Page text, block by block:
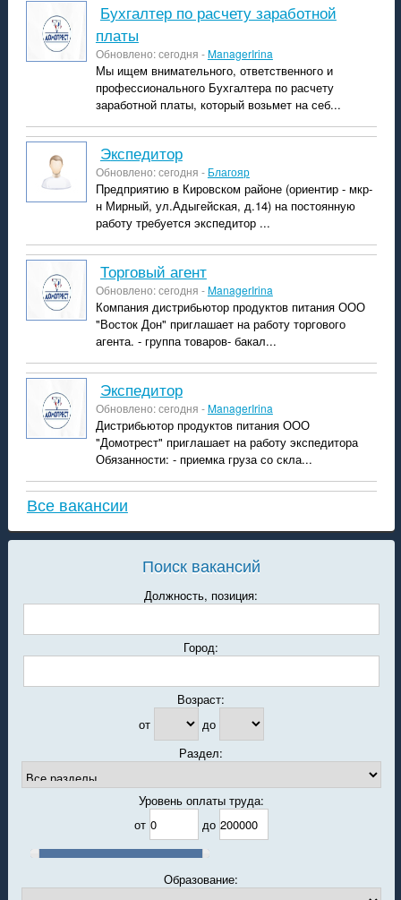
Бухгалтер по расчету заработной
платы
Обновлено: сегодня -ManagerIrina
Мы ищем внимательного, ответственного и
профессионального Бухгалтера по расчету
заработной платы, который возьмет на себ...
экспедитор
Обновлено: сегодня - Благояр
Предприятию в Кировском районе (ориентир - мкр-
н Мирный, ул.Адыгейская, д.14) на постоянную
работу требуется экспедитор ...
Торговый агент
Обновлено: сегодня -ManagerIrina
Компания дистрибьютор продуктов питания ООО
"Восток Дон" приглашает на работу торгового
агента. - группа товаров- бакал...
экспедитор
Обновлено: сегодня -ManagerIrina
Дистрибьютор продуктов питания ООО
"Домотрест" приглашает на работу экспедитора
Обязанности: - приемка груза со скла...
Все вакансии
Поиск вакансий
Должность, позиция:
Город:
Возраст:
от
до
Раздел:
Уровень оплаты труда:
от
до
Образование: